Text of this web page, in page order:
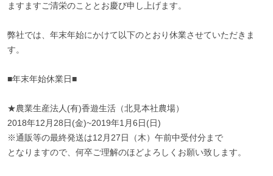
ますますご清栄のこととお慶び申し上げます。
弊社では、年末年始にかけて以下のとおり休業させていただきま
す。
■年末年始休業日■
★農業生産法人(有)香遊生活（北見本社農場）
2018年12月28日(金)~2019年1月6日(日)
※通販等の最終発送は12月27日（木）午前中受付分まで
となりますので、何卒ご理解のほどよろしくお願い致します。